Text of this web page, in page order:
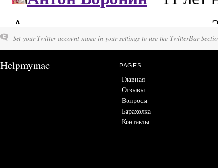
Set your Twitter account name in your settings to use the TwitterBar
Helpmymac PAGES
Главная
Отзывы
Вопросы
Барахолка
Контакты